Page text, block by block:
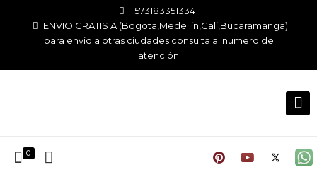
+573183351334
ENVIO GRATIS A (Bogota,Medellin,Cali,Bucaramanga)
para envio a otras ciudades consulta al numero de
atención
0